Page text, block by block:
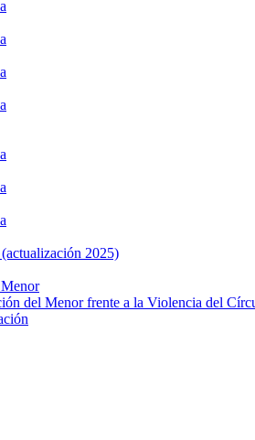
2025)
del Menor frente a la Violencia del